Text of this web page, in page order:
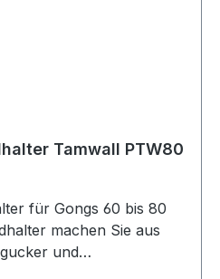
Tamwall PTW80
für Gongs 60 bis 80
machen Sie aus
und